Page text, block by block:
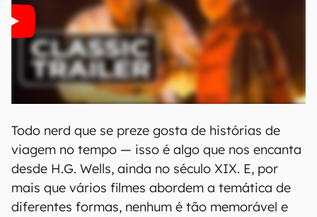
Todo nerd que se preze gosta de histórias de
viagem no tempo — isso é algo que nos encanta
desde H.G. Wells, ainda no século XIX. E, por
mais que vários filmes abordem a temática de
diferentes formas, nenhum é tão memorável e